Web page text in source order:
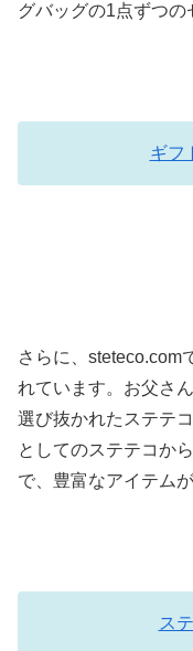
グバッグの1点ずつの
ギフ
さらに、steteco.com
れています。お父さ
選び抜かれたステテ
としてのステテコか
で、豊富なアイテム
ス